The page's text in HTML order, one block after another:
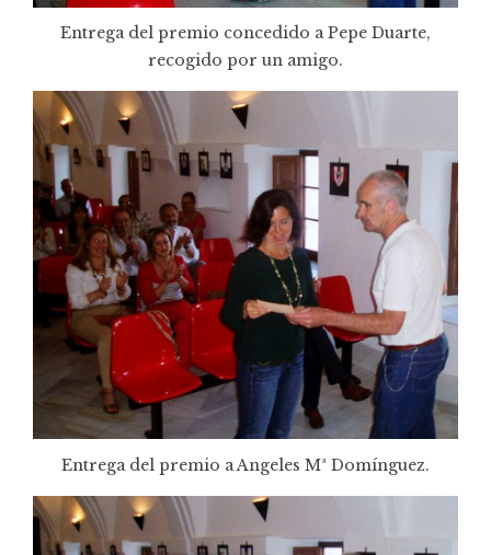
Entrega del premio concedido a Pepe Duarte,
recogido por un amigo.
Entrega del premio a Angeles Mª Domínguez.